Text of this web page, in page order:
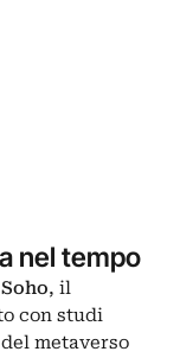
nel tempo
, il
con studi
metaverso